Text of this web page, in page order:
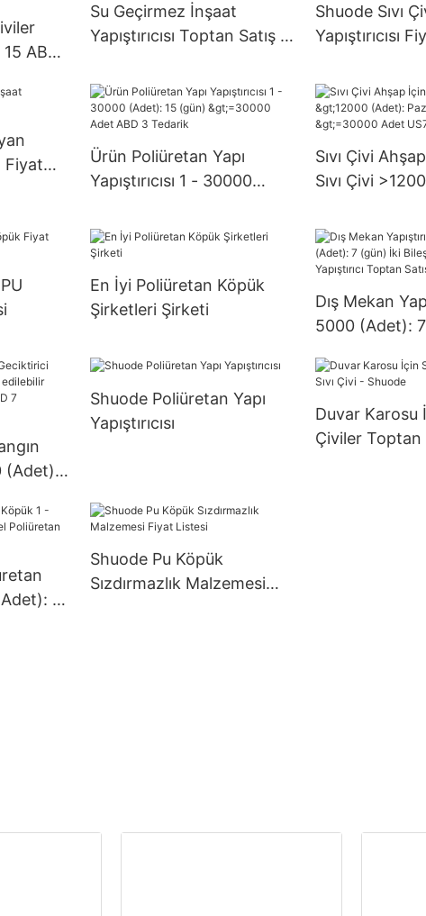
ABD
Su Geçirmez İnşaat
Yapıştırıcısı Toptan Satış -
Shuode Sıvı
Yapıştırıcısı
Fiyat
Ürün Poliüretan Yapı
Yapıştırıcısı 1 - 30000
Adet ABD 3 Tedarik
Sıvı Çivi
Sıvı Çivi
Adet US72
En İyi Poliüretan Köpük
Şirketleri Şirketi
Dış Mekan
5000 (Adet):
Toptan Satış
(Adet):
7
Shuode Poliüretan Yapı
Yapıştırıcısı
Duvar Karosu
Çiviler Toptan
14
Shuode Pu Köpük
Sızdırmazlık Malzemesi